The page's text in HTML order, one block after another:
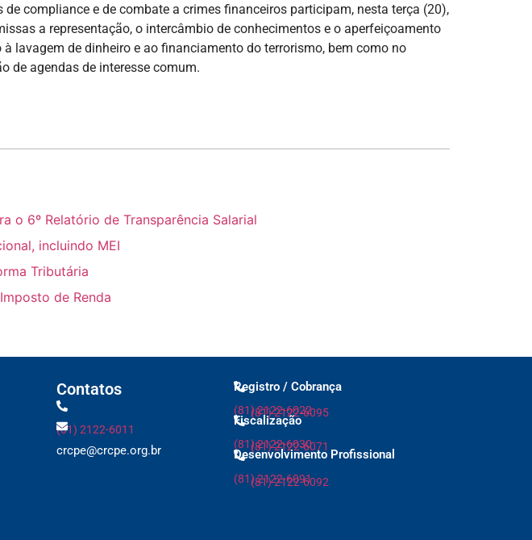
compliance e de combate a crimes financeiros participam, nesta terça (20),
a representação, o intercâmbio de conhecimentos e o aperfeiçoamento
lavagem de dinheiro e ao financiamento do terrorismo, bem como no
de agendas de interesse comum.
o 6º Relatório de Transparência Salarial
incluindo MEI
Tributária
de Renda
Contatos
(81) 2122-6011
crcpe@crcpe.org.br
Registro / Cobrança
(81) 2122-6022
(81) 2122-6095
Fiscalização
(81) 2122-6030
(81) 2122-6071
Desenvolvimento Profissional
(81) 2122-6091
(81) 2122-6092